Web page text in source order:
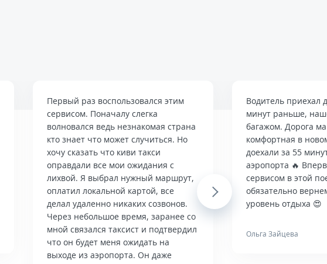
Первый раз воспользовался этим
сервисом. Поначалу слегка
волновался ведь незнакомая страна
кто знает что может случиться. Но
хочу сказать что киви такси
оправдали все мои ожидания с
лихвой. Я выбрал нужный маршрут,
оплатил локальной картой, все
делал удаленно никаких созвонов.
Через небольшое время, заранее со
мной связался таксист и подтвердил
что он будет меня ожидать на
выходе из аэропорта. Он даже
Водитель приехал
минут раньше,
багажом. Дорога
комфортная в
доехали за 55
аэропорта 🔥
сервисом в этой
обязательно
уровень отдыха 😍
Ольга Зайцева
Next